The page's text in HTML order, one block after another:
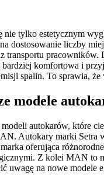
tylko estetycznym
dostosowanie liczby
pracowników.
komfortowa i
spalin. To sprawia,
modele
autokarów, które
Autokary marki Setra
oferująca
Z kolei MAN to
uwagę na nowe